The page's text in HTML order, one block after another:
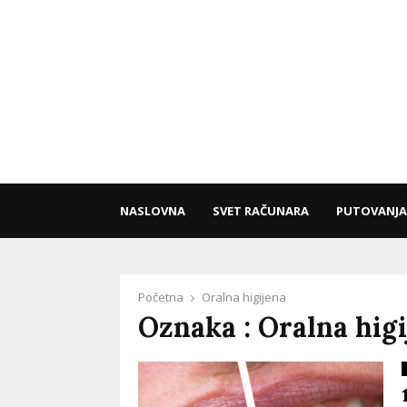
NASLOVNA SVET RAČUNARA PUTOVANJA
Početna Oralna higijena
Oznaka : Oralna